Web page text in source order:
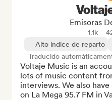
Emisoras
1.1k
Alto índice de reparto
Traducido
Voltaje Music is an
lots of music content
interviews. We also
on La Mega 95.7 FM in